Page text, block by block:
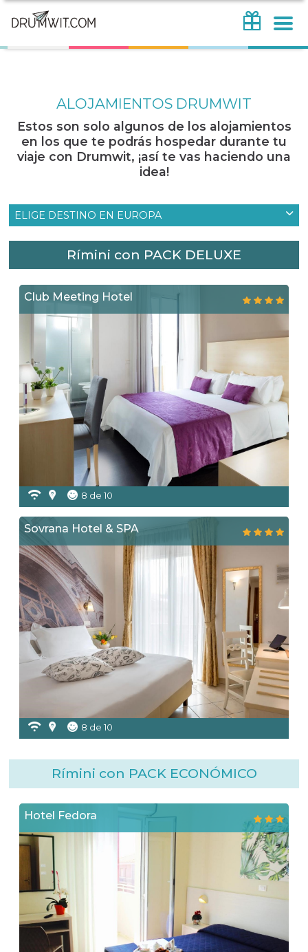
ALOJAMIENTOS DRUMWIT
Estos son solo algunos de los alojamientos
en los que te podrás hospedar durante tu
viaje con Drumwit, ¡así te vas haciendo una
idea!
ELIGE DESTINO EN EUROPA
Rímini con PACK DELUXE
Club Meeting Hotel
8 de 10
Sovrana Hotel & SPA
8 de 10
Rímini con PACK ECONÓMICO
Hotel Fedora